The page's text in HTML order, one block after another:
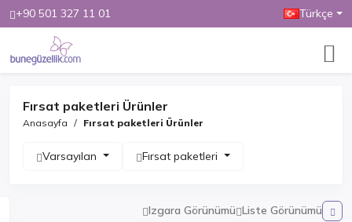
+90 501 327 11 01 Türkçe
Fırsat paketleri Ürünler
Anasayfa Fırsat paketleri Ürünler
Varsayılan Fırsat paketleri
Izgara Görünümü Liste Görünümü